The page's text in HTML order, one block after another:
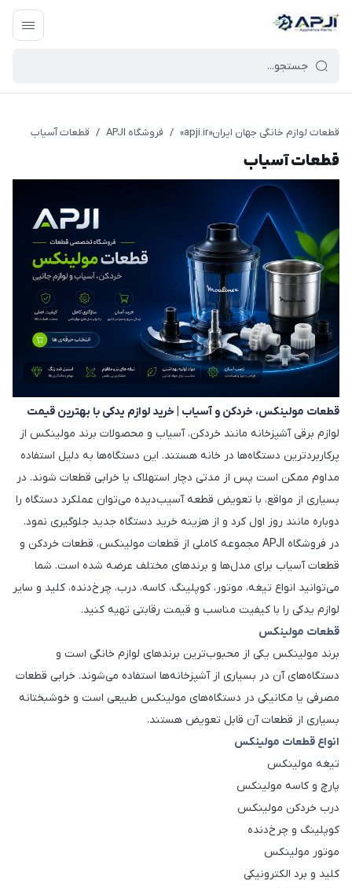
قطعات یدکی و جانبی لوازم خانگی جهان ایران
قطعات لوازم خانگی جهان ایران«apji.ir» / فروشگاه APJI / قطعات آسیاب
قطعات آسیاب
قطعات مولینکس، خردکن و آسیاب | خرید لوازم یدکی با بهترین قیمت
لوازم برقی آشپزخانه مانند خردکن، آسیاب و محصولات برند مولینکس از
پرکاربردترین دستگاه‌ها در خانه هستند. این دستگاه‌ها به دلیل استفاده
مداوم ممکن است پس از مدتی دچار استهلاک یا خرابی قطعات شوند. در
بسیاری از مواقع، با تعویض قطعه آسیب‌دیده می‌توان عملکرد دستگاه را
دوباره مانند روز اول کرد و از هزینه خرید دستگاه جدید جلوگیری نمود.
در فروشگاه APJI مجموعه کاملی از قطعات مولینکس، قطعات خردکن و
قطعات آسیاب برای مدل‌ها و برندهای مختلف عرضه شده است. شما
می‌توانید انواع تیغه، موتور، کوپلینگ، کاسه، درب، چرخ‌دنده، کلید و سایر
لوازم یدکی را با کیفیت مناسب و قیمت رقابتی تهیه کنید.
قطعات مولینکس
برند مولینکس یکی از محبوب‌ترین برندهای لوازم خانگی است و
دستگاه‌های آن در بسیاری از آشپزخانه‌ها استفاده می‌شوند. خرابی قطعات
مصرفی یا مکانیکی در دستگاه‌های مولینکس طبیعی است و خوشبختانه
بسیاری از قطعات آن قابل تعویض هستند.
انواع قطعات مولینکس
تیغه مولینکس
پارچ و کاسه مولینکس
درب خردکن مولینکس
کوپلینگ و چرخ‌دنده
موتور مولینکس
کلید و برد الکترونیکی